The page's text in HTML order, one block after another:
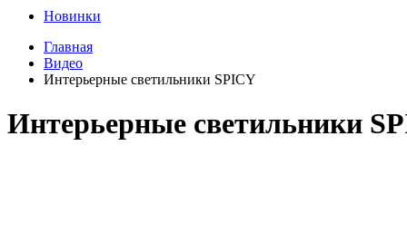
Новинки
Главная
Видео
Интерьерные светильники SPICY
Интерьерные светильники